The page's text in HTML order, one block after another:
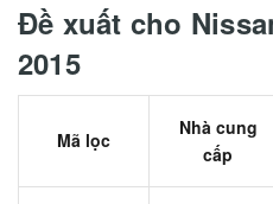
Đề xuất cho
2015
Mã lọc
Nhà cung
cấp